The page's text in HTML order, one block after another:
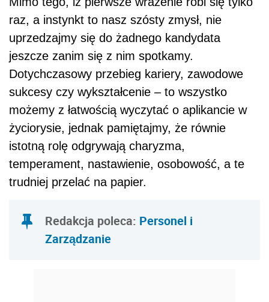
raz, a instynkt to nasz szósty zmysł, nie
uprzedzajmy się do żadnego kandydata
jeszcze zanim się z nim spotkamy.
Dotychczasowy przebieg kariery, zawodowe
sukcesy czy wykształcenie – to wszystko
możemy z łatwością wyczytać o aplikancie w
życiorysie, jednak pamiętajmy, że równie
istotną rolę odgrywają charyzma,
temperament, nastawienie, osobowość, a te
trudniej przelać na papier.
Redakcja poleca: Personel i
Zarządzanie